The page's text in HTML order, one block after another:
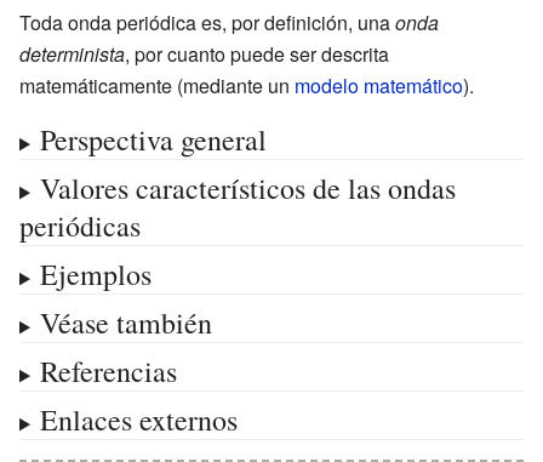
Toda onda periódica es, por definición, unaonda
determinista, por cuanto puede ser descrita
matemáticamente (mediante un modelo matemático).
Perspectiva general
Valores característicos de las ondas
periódicas
Ejemplos
Véase también
Referencias
Enlaces externos